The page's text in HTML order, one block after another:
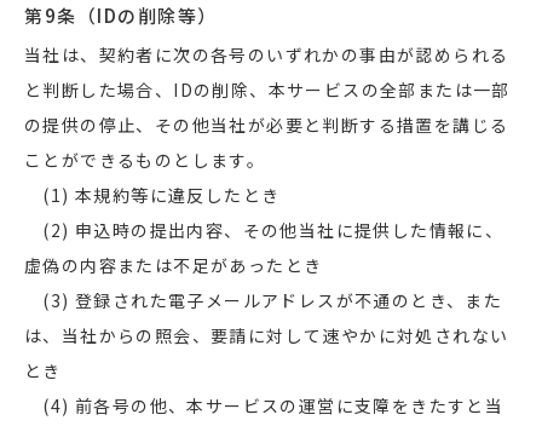
第9条（IDの削除等）
当社は、契約者に次の各号のいずれかの事由が認められる
と判断した場合、IDの削除、本サービスの全部または一部
の提供の停止、その他当社が必要と判断する措置を講じる
ことができるものとします。
(1) 本規約等に違反したとき
(2) 申込時の提出内容、その他当社に提供した情報に、
虚偽の内容または不足があったとき
(3) 登録された電子メールアドレスが不通のとき、また
は、当社からの照会、要請に対して速やかに対処されない
とき
(4) 前各号の他、本サービスの運営に支障をきたすと当